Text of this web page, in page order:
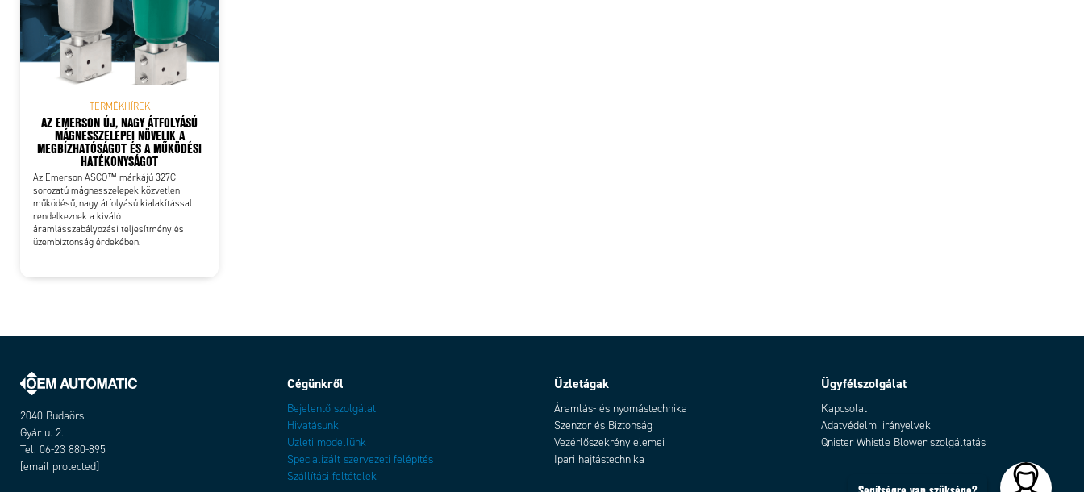
TERMÉKHÍREK
AZ EMERSON ÚJ, NAGY ÁTFOLYÁSÚ
MÁGNESSZELEPEI NÖVELIK A
MEGBÍZHATÓSÁGOT ÉS A MŰKÖDÉSI
HATÉKONYSÁGOT
Az Emerson ASCO™ márkájú 327C
sorozatú mágnesszelepek közvetlen
működésű, nagy átfolyású kialakítással
rendelkeznek a kiváló
áramlásszabályozási teljesítmény és
üzembiztonság érdekében.
2040 Budaörs
Gyár u. 2.
Tel: 06-23 880-895
[email protected]
Cégünkről
Bejelentő szolgálat
Hivatásunk
Üzleti modellünk
Specializált szervezeti felépítés
Szállítási feltételek
Üzletágak
Áramlás- és nyomástechnika
Szenzor és Biztonság
Vezérlőszekrény elemei
Ipari hajtástechnika
Ügyfélszolgálat
Kapcsolat
Adatvédelmi irányelvek
Qnister Whistle Blower szolgáltatás